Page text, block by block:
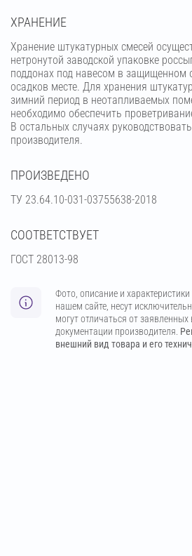
ХРАНЕНИЕ
Хранение штукатурных смесей
нетронутой заводской упаковке
поддонах под навесом в защищенном
осадков месте. Для хранения
зимний период в неотапливаемых
необходимо обеспечить
В остальных случаях
производителя.
ПРОИЗВЕДЕНО
ТУ 23.64.10-031-03755638-2018
СООТВЕТСТВУЕТ
ГОСТ 28013-98
Фото, описание и
нашем сайте, несут
могут отличаться от заявленных
документации производителя.
внешний вид товара и его